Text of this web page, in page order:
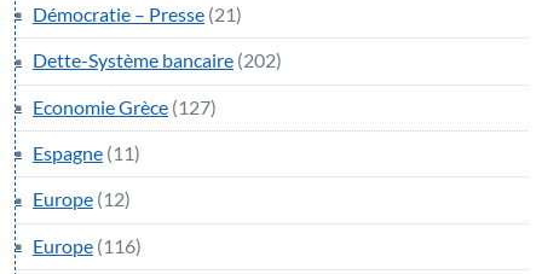
Démocratie – Presse (21)
Dette-Système bancaire (202)
Economie Grèce (127)
Espagne (11)
Europe (12)
Europe (116)